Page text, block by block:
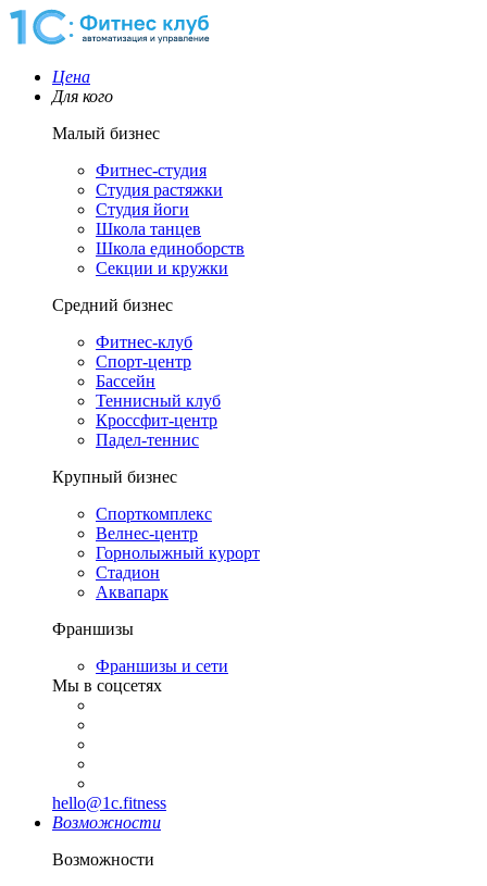
Цена
Для кого
Малый бизнес
Фитнес-студия
Студия растяжки
Студия йоги
Школа танцев
Школа единоборств
Секции и кружки
Средний бизнес
Фитнес-клуб
Спорт-центр
Бассейн
Теннисный клуб
Кроссфит-центр
Падел-теннис
Крупный бизнес
Спорткомплекс
Велнес-центр
Горнолыжный курорт
Стадион
Аквапарк
Франшизы
Франшизы и сети
Мы в соцсетях
hello@1c.fitness
Возможности
Возможности